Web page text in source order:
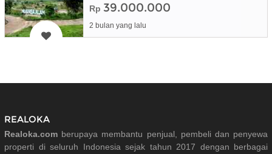
Rp 39.000.000
2 bulan yang lalu
REALOKA
Realoka.com berupaya membantu penjual, pembeli dan penyewa
properti di seluruh Indonesia sejak tahun 2017 dengan berbagai